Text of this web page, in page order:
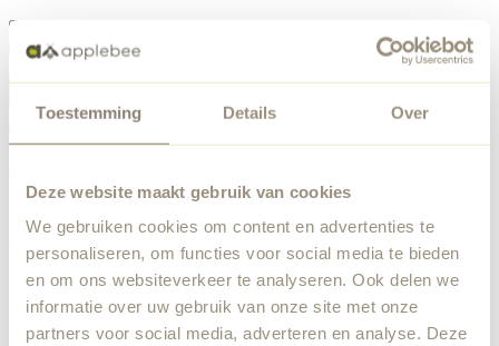
Toestemming Details Over
Deze website maakt gebruik van cookies
We gebruiken cookies om content en advertenties te
personaliseren, om functies voor social media te bieden
en om ons websiteverkeer te analyseren. Ook delen we
informatie over uw gebruik van onze site met onze
partners voor social media, adverteren en analyse. Deze
Something went wrong
been notified.
Back to home